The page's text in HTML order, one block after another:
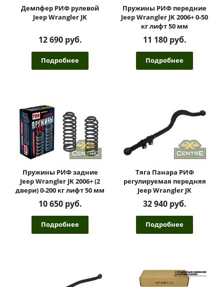
Демпфер РИФ рулевой
Jeep Wrangler JK
12 690 руб.
Подробнее
Пружины РИФ передние
Jeep Wrangler JK 2006+ 0-50
кг лифт 50 мм
11 180 руб.
Подробнее
Пружины РИФ задние
Jeep Wrangler JK 2006+ (2
двери) 0-200 кг лифт 50 мм
10 650 руб.
Подробнее
Тяга Панара РИФ
регулируемая передняя
Jeep Wrangler JK
32 940 руб.
Подробнее